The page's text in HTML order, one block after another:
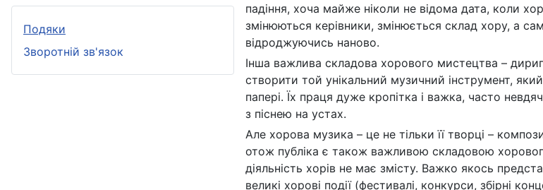
Подяки
Зворотній зв'язок
падіння, хоча майже ніколи не відома дата, коли
змінюються керівники, змінюється склад хору, а
відроджуючись наново.
Інша важлива складова хорового мистецтва –
створити той унікальний музичний інструмент,
папері. Їх праця дуже кропітка і важка, часто
з піснею на устах.
Але хорова музика – це не тільки її творці –
отож публіка є також важливою складовою
діяльність хорів не має змісту. Важко якось
великі хорові події (фестивалі, конкурси, збірні